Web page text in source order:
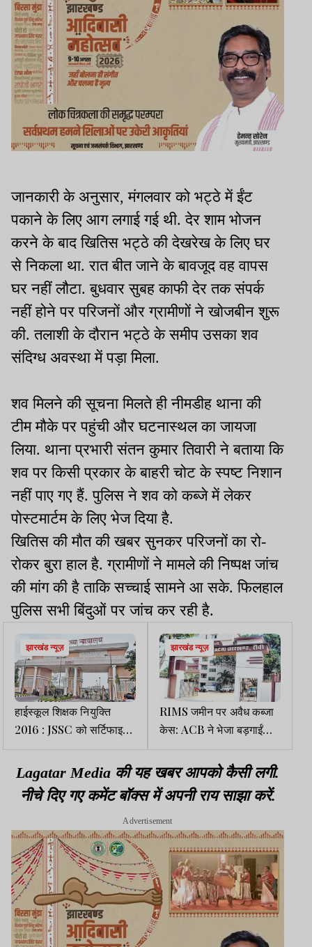
जानकारी के अनुसार, मंगलवार को भट्ठे में ईंट
पकाने के लिए आग लगाई गई थी. देर शाम भोजन
करने के बाद खितिस भट्ठे की देखरेख के लिए घर
से निकला था. रात बीत जाने के बावजूद वह वापस
घर नहीं लौटा. बुधवार सुबह काफी देर तक संपर्क
नहीं होने पर परिजनों और ग्रामीणों ने खोजबीन शुरू
की. तलाशी के दौरान भट्ठे के समीप उसका शव
संदिग्ध अवस्था में पड़ा मिला.
शव मिलने की सूचना मिलते ही नीमडीह थाना की
टीम मौके पर पहुंची और घटनास्थल का जायजा
लिया. थाना प्रभारी संतन कुमार तिवारी ने बताया कि
शव पर किसी प्रकार के बाहरी चोट के स्पष्ट निशान
नहीं पाए गए हैं. पुलिस ने शव को कब्जे में लेकर
पोस्टमार्टम के लिए भेज दिया है.
खितिस की मौत की खबर सुनकर परिजनों का रो-
रोकर बुरा हाल है. ग्रामीणों ने मामले की निष्पक्ष जांच
की मांग की है ताकि सच्चाई सामने आ सके. फिलहाल
पुलिस सभी बिंदुओं पर जांच कर रही है.
झारखंड न्यूज़
हाईस्कूल शिक्षक नियुक्ति
2016 : JSSC को सर्टिफाइड
कॉपी कोर्ट में पेश करने की
हाईकोर्ट ने दी छूट
झारखंड न्यूज़
RIMS जमीन पर अवैध कब्जा
केस: ACB ने भेजा बड़गाईं
अंचल के वर्तमान व पूर्व CO
सहित 10 को नोटिस
Lagatar Media की यह खबर आपको कैसी लगी.
नीचे दिए गए कमेंट बॉक्स में अपनी राय साझा करें.
Advertisement